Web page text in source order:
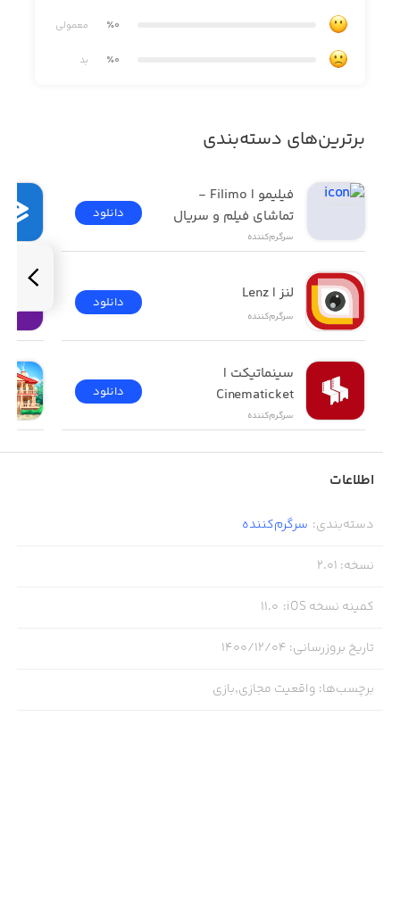
٪0 معمولی
٪0 بد
برترین‌های دسته‌بندی
تماشای فیلم و سریال
سرگرم‌کننده
دانلود
لنز | Lenz
سرگرم‌کننده
دانلود
Cinematicket
سرگرم‌کننده
دانلود
اطلاعات
دسته‌بندی: سرگرم‌کننده
نسخه:
2.01
کمینه نسخه iOS :
11.0
تاریخ بروزرسانی: ۱۴۰۰/۱۲/۰۴
برچسب‌ها: واقعیت مجازی,بازی